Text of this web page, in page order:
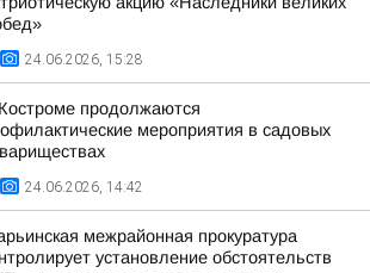
24.06.2026, 15:28
продолжаются
мероприятия в садовых
24.06.2026, 14:42
межрайонная прокуратура
установление обстоятельств